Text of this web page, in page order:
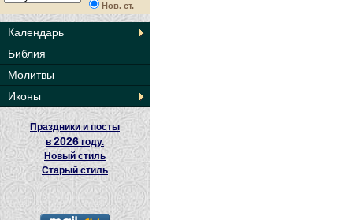
Нов. ст.
Календарь
Библия
Молитвы
Иконы
Праздники и посты
в2026 году.
Новый стиль
Старый стиль